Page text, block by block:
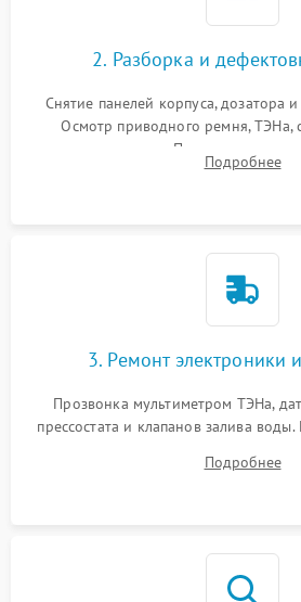
2. Разборка и
Снятие панелей корпуса, дозатора
Осмотр приводного ремня, ТЭНа,
амортизаторов. Проверка
крестовины на износ, а манжеты
Подробнее
3. Ремонт электроники
Прозвонка мультиметром ТЭНа,
прессостата и клапанов залива
Восстановление целостности
Подробнее